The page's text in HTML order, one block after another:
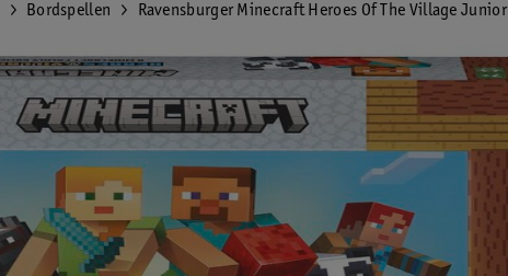
Bordspellen Ravensburger Minecraft Heroes Of The Village Junior